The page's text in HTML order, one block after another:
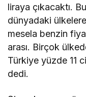
liraya çıkacaktı.
dünyadaki
mesela benzin
arası. Birçok
Türkiye yüzde 11
dedi.